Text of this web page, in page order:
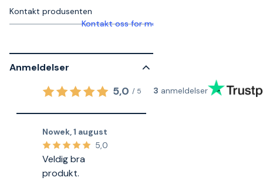
Kontakt produsenten
Kontakt oss for mer informasjon
Anmeldelser
5,0 / 5 3 anmeldelser
Nowek ,1 august
5,0
Veldig bra
produkt.